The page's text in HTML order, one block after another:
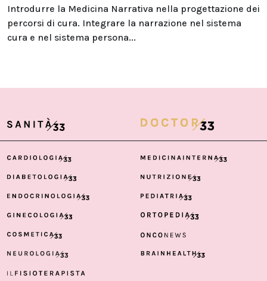
Introdurre la Medicina Narrativa nella progettazione dei
percorsi di cura. Integrare la narrazione nel sistema
cura e nel sistema persona...